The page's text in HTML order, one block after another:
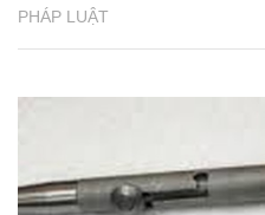
PHÁP LUẬT